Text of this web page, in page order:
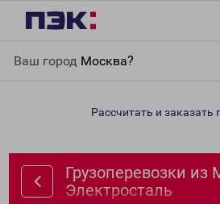
Ваш город Москва?
Электросталь
Рассчитать и заказать
Грузоперевозки из
Электросталь